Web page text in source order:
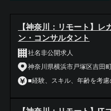
【神奈川：リモート】レ
ン・コンサルタント
社名非公開求人
神奈川県横浜市戸塚区吉田
■経験、スキル、年齢を考